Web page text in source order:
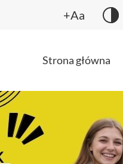
+Aa
Strona główna